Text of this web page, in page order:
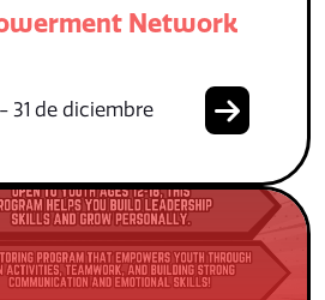
Network
31 de diciembre